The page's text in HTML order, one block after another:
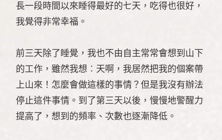
長一段時間以來睡得最好的七天，吃得也很好，
我覺得非常幸福。
前三天除了睡覺，我也不由自主常常會想到山下
的工作，雖然我想︰天啊，我居然把我的個案帶
上山來！怎麼會做這樣的事情？但是我沒有辦法
停止這件事情。到了第三天以後，慢慢地警醒力
提高了，想到的頻率、次數也逐漸降低。